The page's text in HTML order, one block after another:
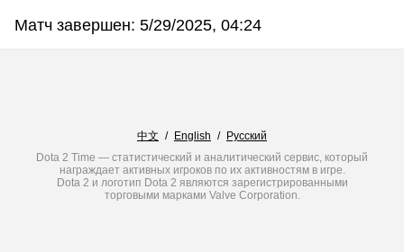
Матч завершен: 5/29/2025, 04:24
中文 / English / Русский
Dota 2 Time — статистический и аналитический сервис, который
награждает активных игроков по их активностям в игре.
Dota 2 и логотип Dota 2 являются зарегистрированными
торговыми марками Valve Corporation.